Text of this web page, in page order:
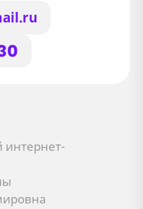
Cookie
и
и
трафика,
и улучшения